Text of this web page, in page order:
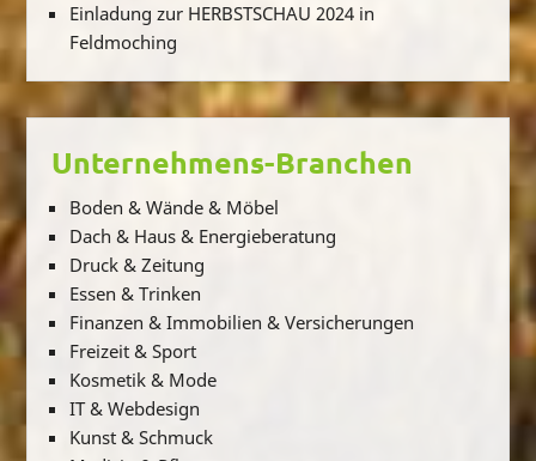
Einladung zur HERBSTSCHAU 2024 in
Feldmoching
Unternehmens-Branchen
Boden & Wände & Möbel
Dach & Haus & Energieberatung
Druck & Zeitung
Essen & Trinken
Finanzen & Immobilien & Versicherungen
Freizeit & Sport
Kosmetik & Mode
IT & Webdesign
Kunst & Schmuck